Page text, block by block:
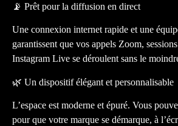
📡 Prêt pour la diffusion en direct
Une connexion internet rapide et une
garantissent que vos appels Zoom,
Instagram Live se déroulent sans le
🌿 Un dispositif élégant et personnalisable
L’espace est moderne et épuré. Vous
pour que votre marque se démarque, à